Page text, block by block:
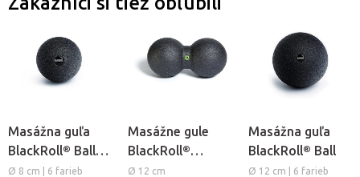
Masážna guľa
BlackRoll® Ball
Mini
Ø 8 cm | 6 farieb
Masážne gule
BlackRoll®
DuoBall
Ø 12 cm
Masážna guľa
BlackRoll® Ball
Ø 12 cm | 6 farieb